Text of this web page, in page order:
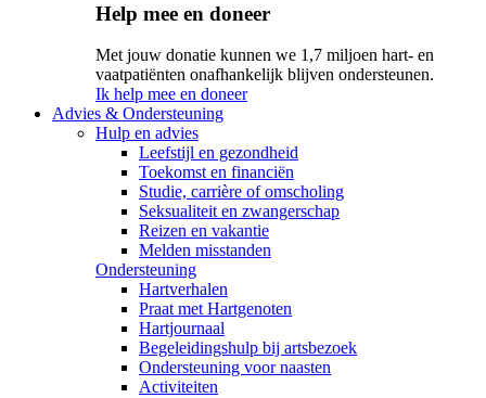
Help mee en doneer
Met jouw donatie kunnen we 1,7 miljoen hart- en
vaatpatiënten onafhankelijk blijven ondersteunen.
Ik help mee en doneer
Advies & Ondersteuning
Hulp en advies
Leefstijl en gezondheid
Toekomst en financiën
Studie, carrière of omscholing
Seksualiteit en zwangerschap
Reizen en vakantie
Melden misstanden
Ondersteuning
Hartverhalen
Praat met Hartgenoten
Hartjournaal
Begeleidingshulp bij artsbezoek
Ondersteuning voor naasten
Activiteiten